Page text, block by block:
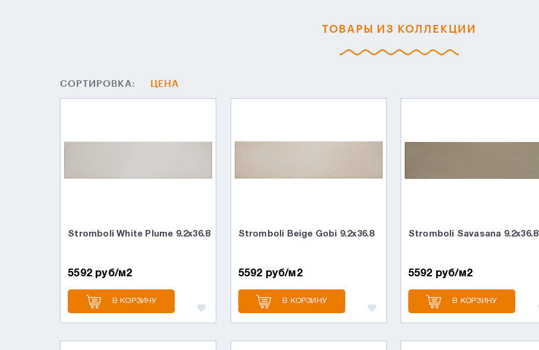
ТОВАРЫ ИЗ КОЛЛЕКЦИИ
СОРТИРОВКА: ЦЕНА
Stromboli White Plume 9.2x36.8
5592 руб/м2
В КОРЗИНУ
Stromboli Beige Gobi 9.2x36.8
5592 руб/м2
В КОРЗИНУ
Stromboli Savasana 9.2x36.8
5592 руб/м2
В КОРЗИНУ